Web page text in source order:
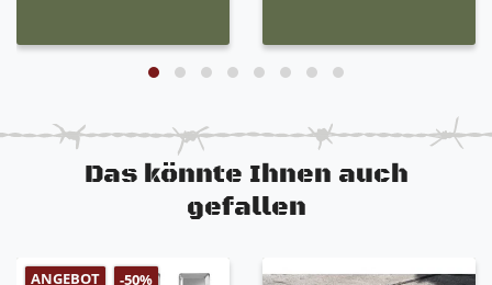
Das könnte Ihnen auch
gefallen
ANGEBOT -50%